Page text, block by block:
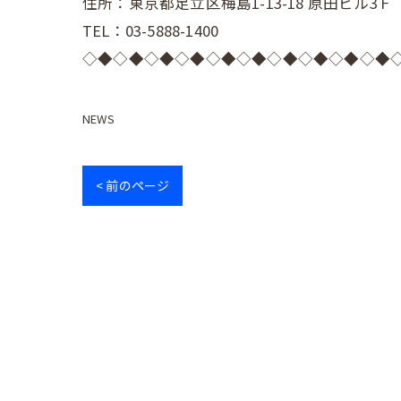
TEL：03-5888-1400
NEWS
< 前のページ